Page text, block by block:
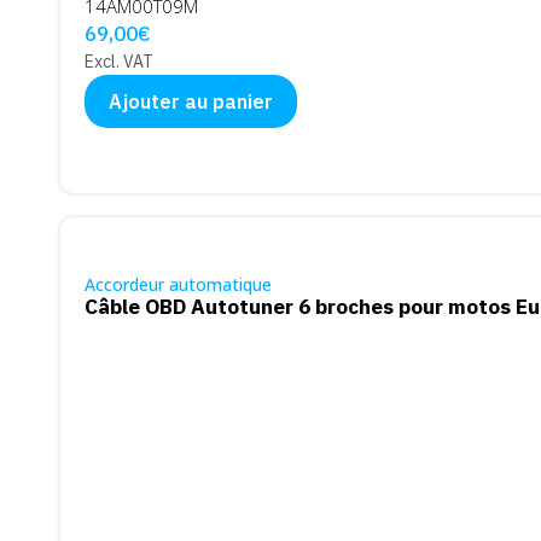
14AM00T09M
69,00€
Excl. VAT
Ajouter au panier
Accordeur automatique
Câble OBD Autotuner 6 broches pour motos